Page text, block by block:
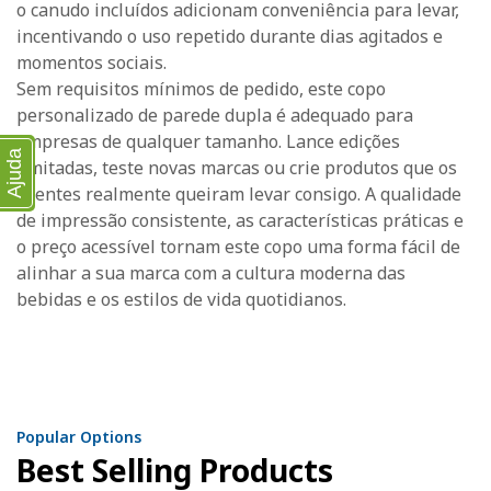
o canudo incluídos adicionam conveniência para levar,
incentivando o uso repetido durante dias agitados e
momentos sociais.
Sem requisitos mínimos de pedido, este copo
personalizado de parede dupla é adequado para
empresas de qualquer tamanho. Lance edições
limitadas, teste novas marcas ou crie produtos que os
clientes realmente queiram levar consigo. A qualidade
de impressão consistente, as características práticas e
o preço acessível tornam este copo uma forma fácil de
alinhar a sua marca com a cultura moderna das
bebidas e os estilos de vida quotidianos.
Popular Options
Best Selling Products
Ajuda